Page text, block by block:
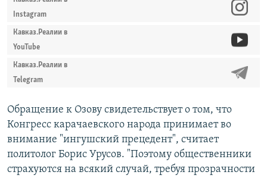
Instagram
Кавказ.Реалии в
YouTube
Кавказ.Реалии в
Telegram
Обращение к Озову свидетельствует о том, что
Конгресс карачаевского народа принимает во
внимание "ингушский прецедент", считает
политолог Борис Урусов. "Поэтому общественники
страхуются на всякий случай, требуя прозрачности